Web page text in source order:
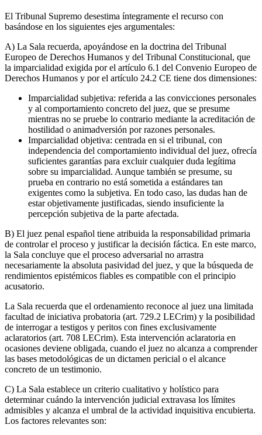
El Tribunal Supremo desestima íntegramente el recurso con
basándose en los siguientes ejes argumentales:
A) La Sala recuerda, apoyándose en la doctrina del Tribunal
Europeo de Derechos Humanos y del Tribunal Constitucional, que
la imparcialidad exigida por el artículo 6.1 del Convenio Europeo de
Derechos Humanos y por el artículo 24.2 CE tiene dos dimensiones:
Imparcialidad subjetiva: referida a las convicciones personales
y al comportamiento concreto del juez, que se presume
mientras no se pruebe lo contrario mediante la acreditación de
hostilidad o animadversión por razones personales.
Imparcialidad objetiva: centrada en si el tribunal, con
independencia del comportamiento individual del juez, ofrecía
suficientes garantías para excluir cualquier duda legítima
sobre su imparcialidad. Aunque también se presume, su
prueba en contrario no está sometida a estándares tan
exigentes como la subjetiva. En todo caso, las dudas han de
estar objetivamente justificadas, siendo insuficiente la
percepción subjetiva de la parte afectada.
B) El juez penal español tiene atribuida la responsabilidad primaria
de controlar el proceso y justificar la decisión fáctica. En este marco,
la Sala concluye que el proceso adversarial no arrastra
necesariamente la absoluta pasividad del juez, y que la búsqueda de
rendimientos epistémicos fiables es compatible con el principio
acusatorio.
La Sala recuerda que el ordenamiento reconoce al juez una limitada
facultad de iniciativa probatoria (art. 729.2 LECrim) y la posibilidad
de interrogar a testigos y peritos con fines exclusivamente
aclaratorios (art. 708 LECrim). Esta intervención aclaratoria en
ocasiones deviene obligada, cuando el juez no alcanza a comprender
las bases metodológicas de un dictamen pericial o el alcance
concreto de un testimonio.
C) La Sala establece un criterio cualitativo y holístico para
determinar cuándo la intervención judicial extravasa los límites
admisibles y alcanza el umbral de la actividad inquisitiva encubierta.
Los factores relevantes son: